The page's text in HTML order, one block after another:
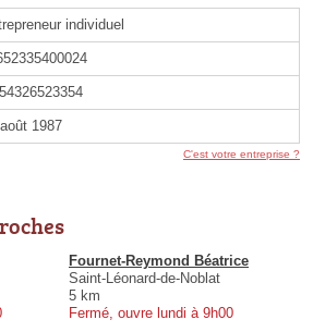
individuel
1987
C'est votre entreprise ?
Fournet-Reymond Béatrice
Saint-Léonard-de-Noblat
5 km
Fermé, ouvre lundi à 9h00